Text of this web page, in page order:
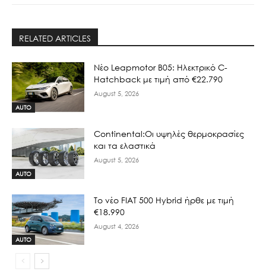
RELATED ARTICLES
AUTO
Νέο Leapmotor B05: Ηλεκτρικό C-
Hatchback με τιμή από €22.790
August 5, 2026
AUTO
Continental:Οι υψηλές θερμοκρασίες
και τα ελαστικά
August 5, 2026
AUTO
To νέο FIAT 500 Hybrid ήρθε με τιμή
€18.990
August 4, 2026